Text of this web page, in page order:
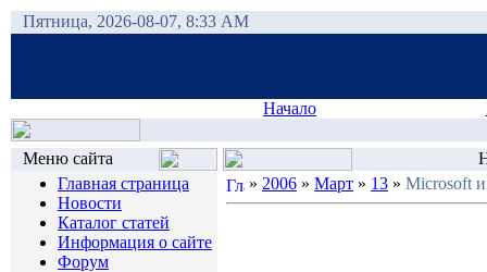
Пятница, 2026-08-07, 8:33 AM
Начало
Меню сайта
Главная страница
Новости
Каталог статей
Информация о сайте
Форум
» 2006 » Март » 13 » Microsoft